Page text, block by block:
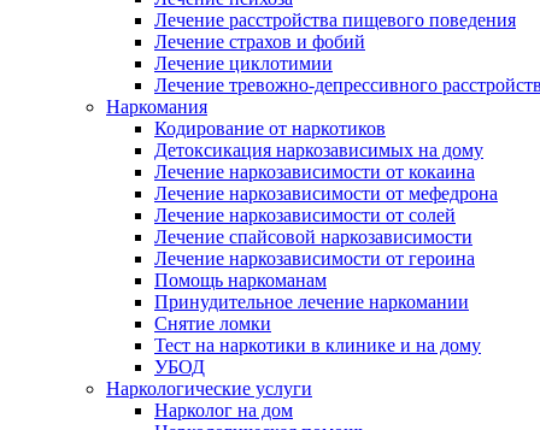
Лечение расстройства пищевого поведения
Лечение страхов и фобий
Лечение циклотимии
Лечение тревожно-депрессивного
Наркомания
Кодирование от наркотиков
Детоксикация наркозависимых на дому
Лечение наркозависимости от кокаина
Лечение наркозависимости от мефедрона
Лечение наркозависимости от солей
Лечение спайсовой наркозависимости
Лечение наркозависимости от героина
Помощь наркоманам
Принудительное лечение наркомании
Снятие ломки
Тест на наркотики в клинике и на дому
УБОД
Наркологические услуги
Нарколог на дом